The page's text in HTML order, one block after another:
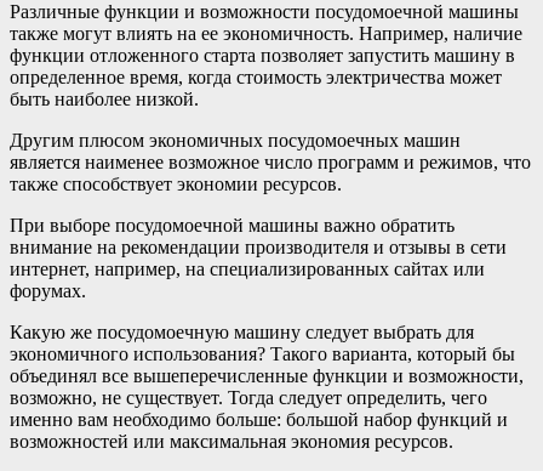
Различные функции и возможности посудомоечной машины
также могут влиять на ее экономичность. Например, наличие
функции отложенного старта позволяет запустить машину в
определенное время, когда стоимость электричества может
быть наиболее низкой.
Другим плюсом экономичных посудомоечных машин
является наименее возможное число программ и режимов, что
также способствует экономии ресурсов.
При выборе посудомоечной машины важно обратить
внимание на рекомендации производителя и отзывы в сети
интернет, например, на специализированных сайтах или
форумах.
Какую же посудомоечную машину следует выбрать для
экономичного использования? Такого варианта, который бы
объединял все вышеперечисленные функции и возможности,
возможно, не существует. Тогда следует определить, чего
именно вам необходимо больше: большой набор функций и
возможностей или максимальная экономия ресурсов.